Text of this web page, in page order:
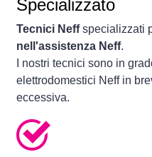
Specializzato
Tecnici Neffspecializzati
nell'assistenza Neff.
I nostri tecnici sono in
elettrodomestici Neff in
eccessiva.